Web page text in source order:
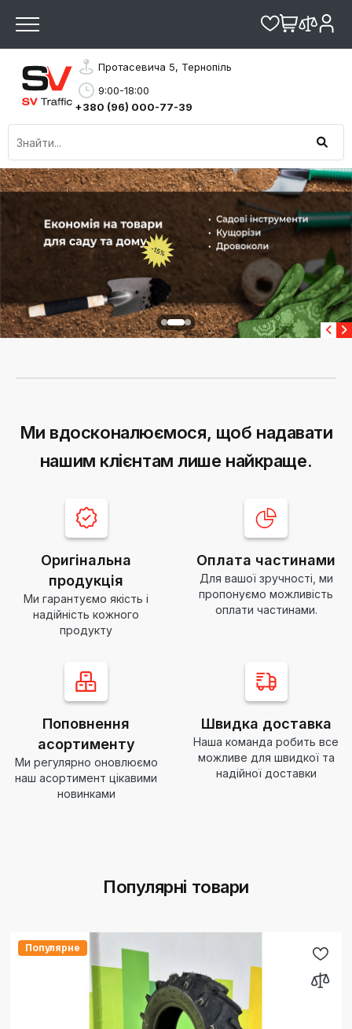
Протасевича 5, Тернопіль
9:00-18:00
+380 (96) 000-77-39
Ми вдосконалюємося, щоб надавати
нашим клієнтам лише найкраще.
Оригінальна
продукція
Ми гарантуємо якість і
надійність кожного
продукту
Оплата частинами
Для вашої зручності, ми
пропонуємо можливість
оплати частинами.
Поповнення
асортименту
Ми регулярно оновлюємо
наш асортимент цікавими
новинками
Швидка доставка
Наша команда робить все
можливе для швидкої та
надійної доставки
Популярні товари
Популярне